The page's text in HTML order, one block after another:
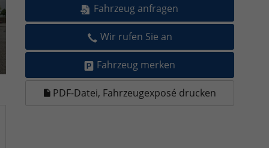
Fahrzeug anfragen
Wir rufen Sie an
Fahrzeug merken
PDF-Datei, Fahrzeugexposé drucken